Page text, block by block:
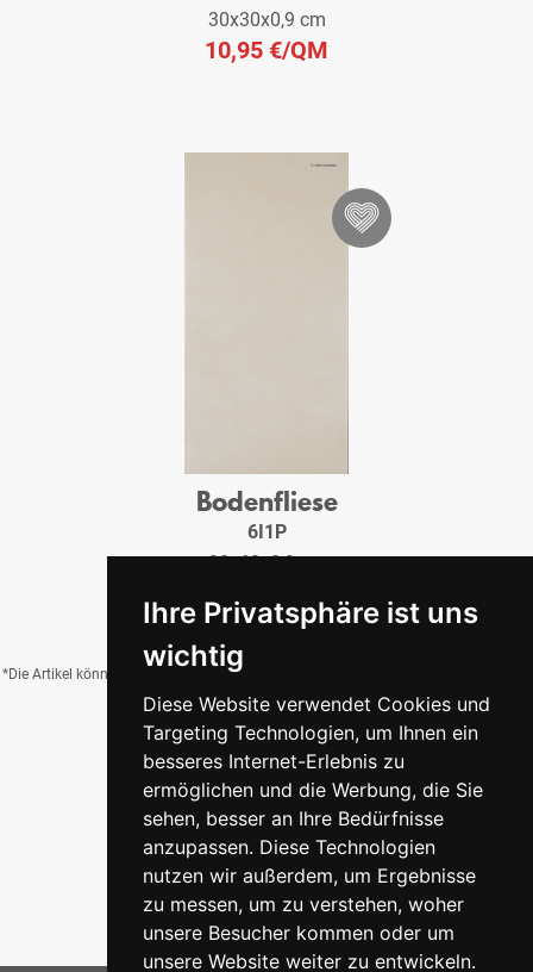
Ihre Privatsphäre ist uns
wichtig
Diese Website verwendet Cookies und
Targeting Technologien, um Ihnen ein
besseres Internet-Erlebnis zu
ermöglichen und die Werbung, die Sie
sehen, besser an Ihre Bedürfnisse
anzupassen. Diese Technologien
nutzen wir außerdem, um Ergebnisse
zu messen, um zu verstehen, woher
unsere Besucher kommen oder um
unsere Website weiter zu entwickeln.
30x30x0,9 cm
10,95 €/QM
Bodenfliese
6I1P
30x60x0,9 cm
*Die Artikel können durch Belichtung, Charge, Brand, Formate und weitere Einflüsse
von der Abbildung abweichen.